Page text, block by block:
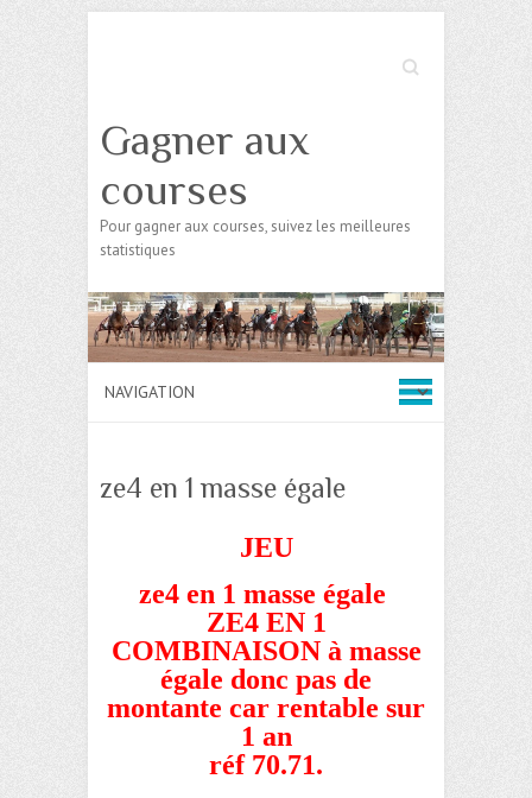
Search
Gagner aux
courses
Pour gagner aux courses, suivez les meilleures
statistiques
ze4 en 1 masse égale
JEU
ze4 en 1 masse égale
ZE4 EN 1
COMBINAISON à masse
égale donc pas de
montante car rentable sur
1 an
réf 70.71.